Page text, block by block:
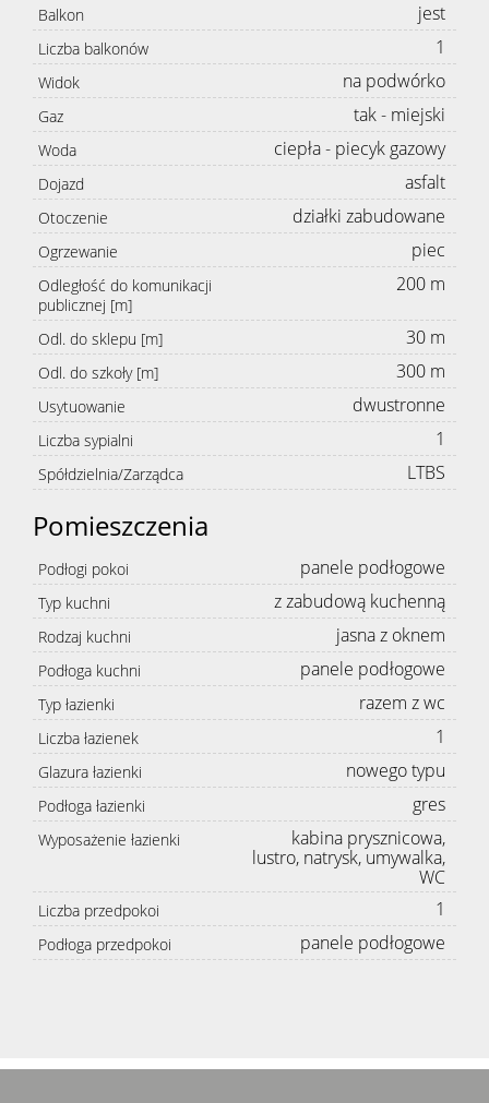
Balkon jest
Liczba balkonów 1
Widok na podwórko
Gaz tak - miejski
Woda ciepła - piecyk gazowy
Dojazd asfalt
Otoczenie działki zabudowane
Ogrzewanie piec
Odległość do komunikacji
publicznej [m]
200 m
Odl. do sklepu [m] 30 m
Odl. do szkoły [m] 300 m
Usytuowanie dwustronne
Liczba sypialni 1
Spółdzielnia/Zarządca LTBS
Pomieszczenia
Podłogi pokoi panele podłogowe
Typ kuchni z zabudową kuchenną
Rodzaj kuchni jasna z oknem
Podłoga kuchni panele podłogowe
Typ łazienki razem z wc
Liczba łazienek 1
Glazura łazienki nowego typu
Podłoga łazienki gres
Wyposażenie łazienki
kabina prysznicowa,
lustro, natrysk, umywalka,
WC
Liczba przedpokoi 1
Podłoga przedpokoi panele podłogowe